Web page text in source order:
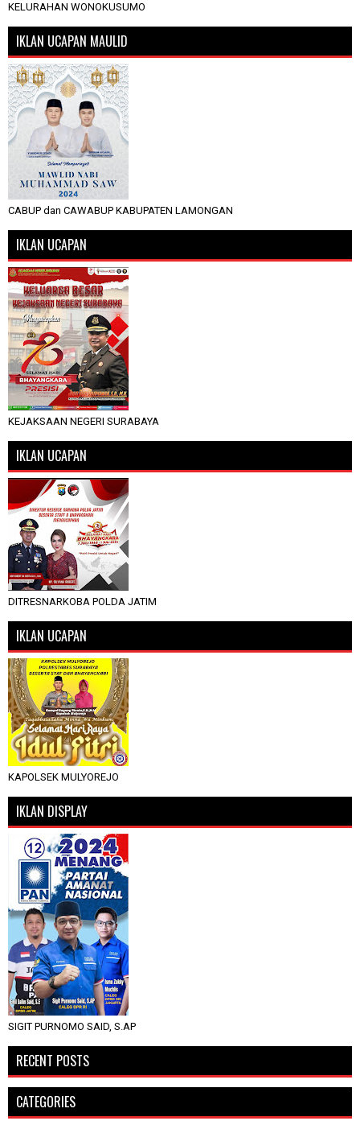
KELURAHAN WONOKUSUMO
IKLAN UCAPAN MAULID
CABUP dan CAWABUP KABUPATEN LAMONGAN
IKLAN UCAPAN
KEJAKSAAN NEGERI SURABAYA
IKLAN UCAPAN
DITRESNARKOBA POLDA JATIM
IKLAN UCAPAN
KAPOLSEK MULYOREJO
IKLAN DISPLAY
SIGIT PURNOMO SAID, S.AP
RECENT POSTS
CATEGORIES